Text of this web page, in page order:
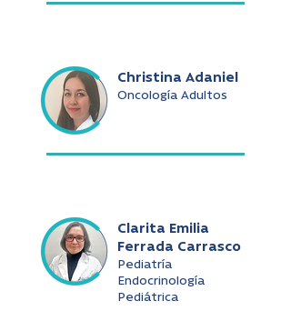
Christina Adaniel
Oncología Adultos
Clarita Emilia
Ferrada Carrasco
Pediatría
Endocrinología
Pediátrica